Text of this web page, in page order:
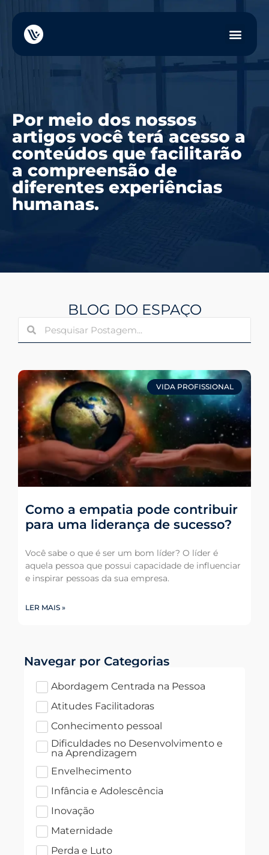
Por meio dos nossos
artigos você terá acesso a
conteúdos que facilitarão
a compreensão de
diferentes experiências
humanas.
BLOG DO ESPAÇO
VIDA PROFISSIONAL
Como a empatia pode contribuir
para uma liderança de sucesso?
Você sabe o que é ser um bom líder? O líder é
aquela pessoa que possui capacidade de influenciar
e inspirar pessoas da sua empresa.
LER MAIS »
Navegar por Categorias
Abordagem Centrada na Pessoa
Atitudes Facilitadoras
Conhecimento pessoal
Dificuldades no Desenvolvimento e
na Aprendizagem
Envelhecimento
Infância e Adolescência
Inovação
Maternidade
Perda e Luto